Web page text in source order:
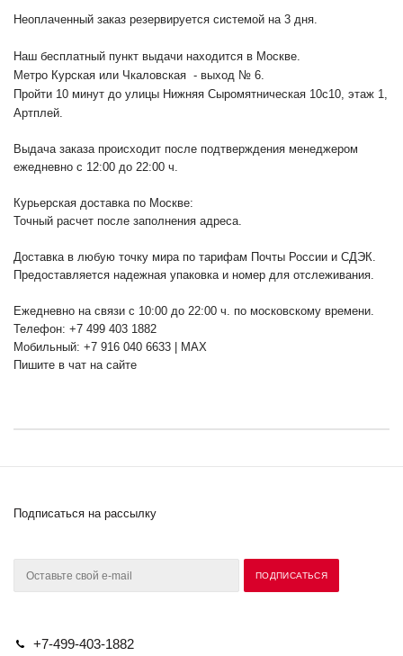
Неоплаченный заказ резервируется системой на 3 дня.
Наш бесплатный пункт выдачи находится в Москве.
Метро Курская или Чкаловская - выход № 6.
Пройти 10 минут до улицы Нижняя Сыромятническая 10с10, этаж 1,
Артплей.
Выдача заказа происходит после подтверждения менеджером
ежедневно с 12:00 до 22:00 ч.
Курьерская доставка по Москве:
Точный расчет после заполнения адреса.
Доставка в любую точку мира по тарифам Почты России и СДЭК.
Предоставляется надежная упаковка и номер для отслеживания.
Ежедневно на связи с 10:00 до 22:00 ч. по московскому времени.
Телефон: +7 499 403 1882
Мобильный: +7 916 040 6633 | MAX
Пишите в чат на сайте
Подписаться на рассылку
+7-499-403-1882